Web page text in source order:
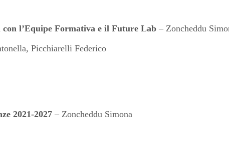
l’Equipe Formativa e il Future Lab – Zoncheddu
Picchiarelli Federico
2021-2027 – Zoncheddu Simona